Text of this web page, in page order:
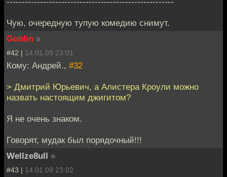
Чую, очередную тупую комедию снимут.
Goblin »
#42 | 14.01.09 23:01
Кому: Андрей., #32
> Дмитрий Юрьевич, а Алистера Кроули можно
назвать настоящим джигитом?
Я не очень знаком.
Говорят, мудак был порядочный!!!
Wellze8ull »
#43 | 14.01.09 23:02